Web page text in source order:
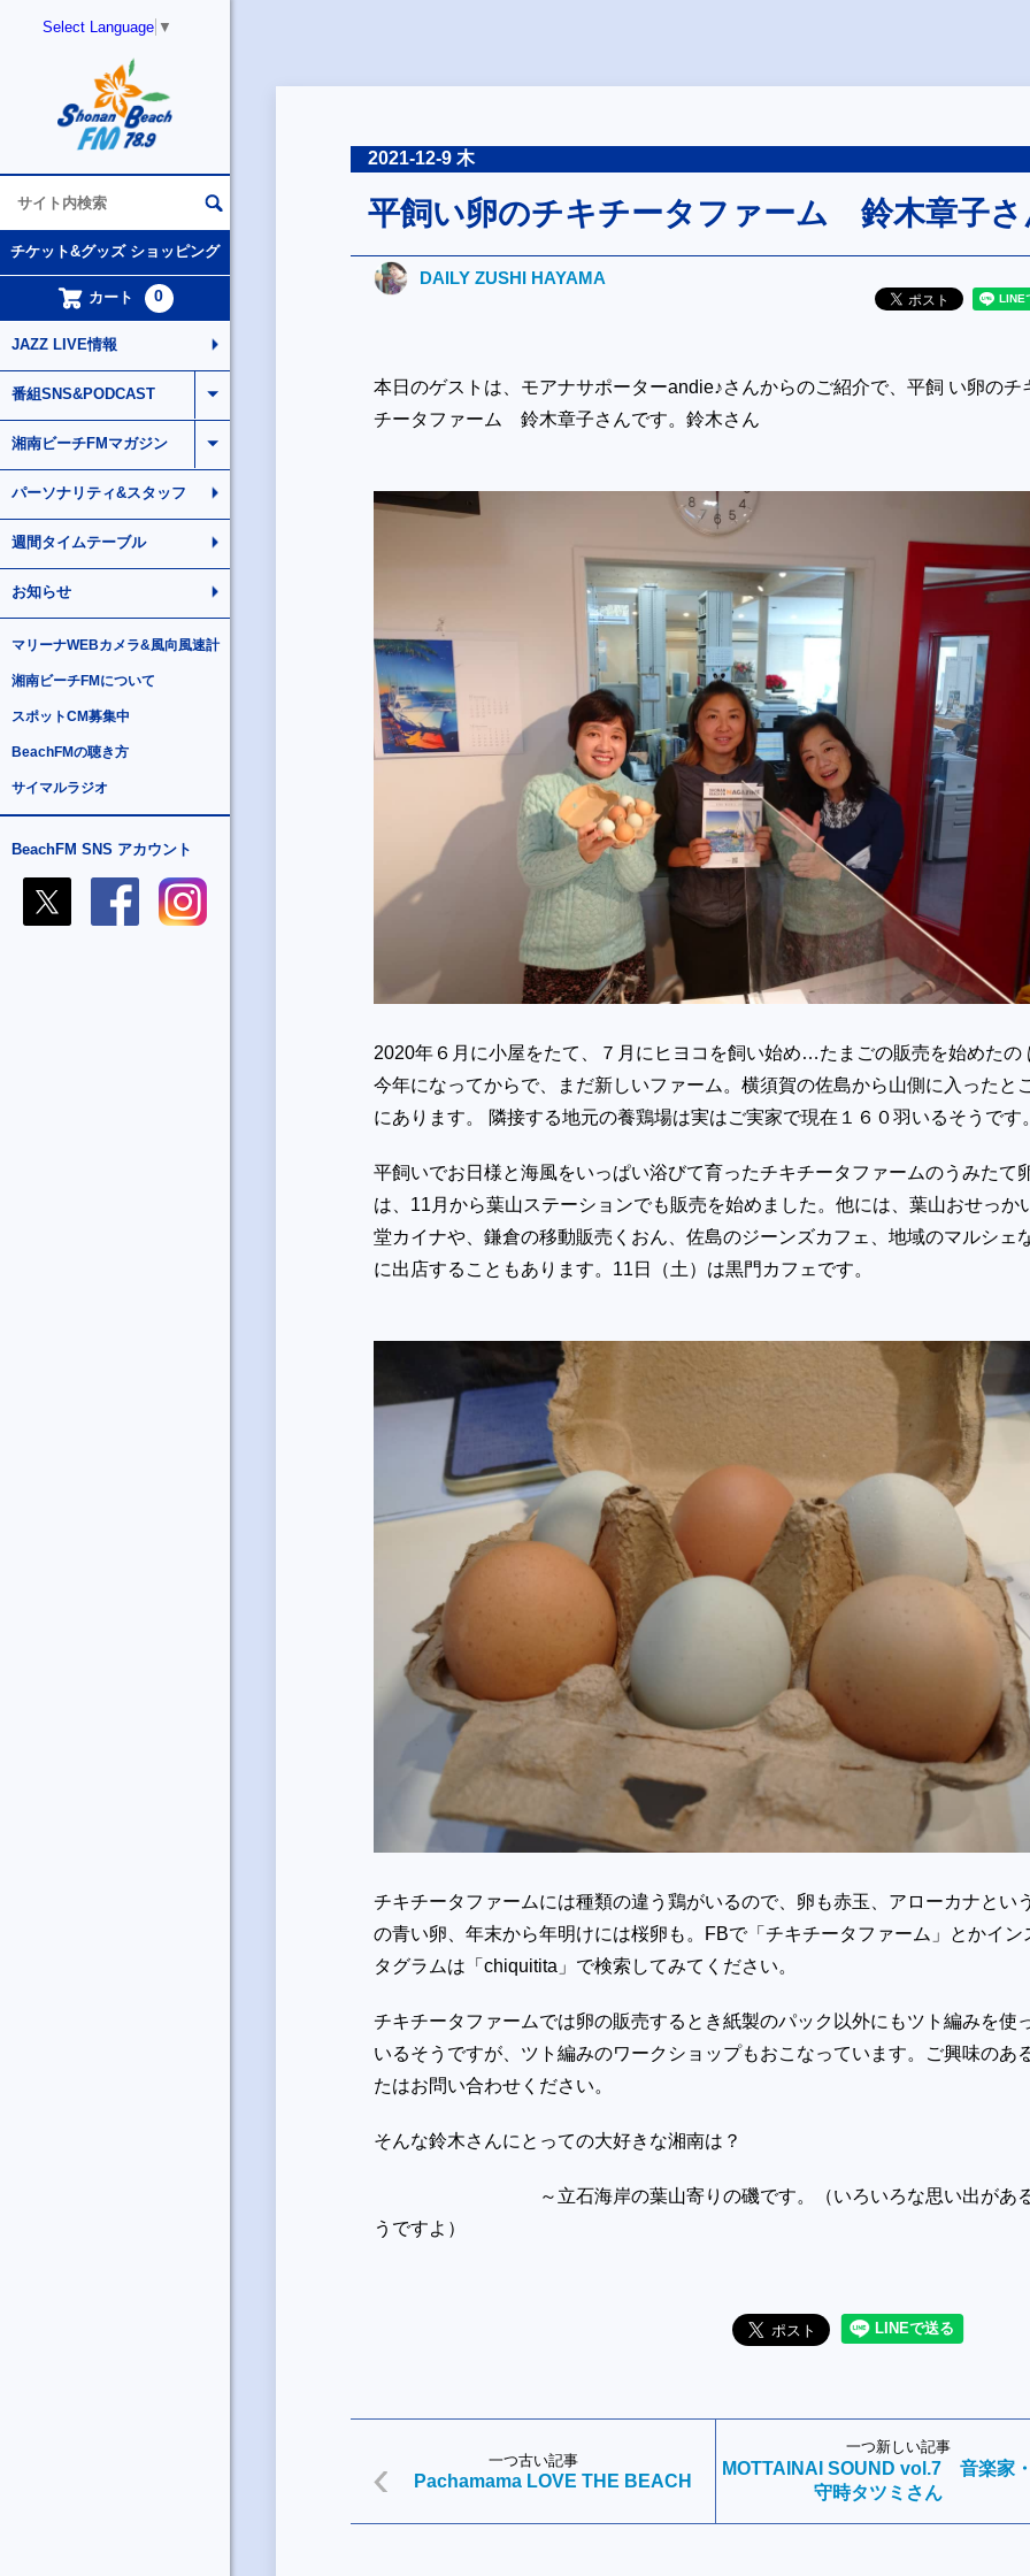
Select Language ▼
チケット&グッズ ショッピング
カート 0
JAZZ LIVE情報
番組SNS&PODCAST
湘南ビーチFMマガジン
パーソナリティ&スタッフ
週間タイムテーブル
お知らせ
マリーナWEBカメラ&風向風速計
湘南ビーチFMについて
スポットCM募集中
BeachFMの聴き方
サイマルラジオ
BeachFM SNS アカウント
2021-12-9 木
平飼い卵のチキチータファーム 鈴木章子さ
DAILY ZUSHI HAYAMA
本日のゲストは、モアナサポーターandie♪さんからのご紹介で、平飼 い卵のチ
チータファーム 鈴木章子さんです。鈴木さん
2020年６月に小屋をたて、７月にヒヨコを飼い始め…たまごの販売を始めたの
今年になってからで、まだ新しいファーム。横須賀の佐島から山側に入ったと
にあります。 隣接する地元の養鶏場は実はご実家で現在１６０羽いるそうです
平飼いでお日様と海風をいっぱい浴びて育ったチキチータファームのうみたて
は、11月から葉山ステーションでも販売を始めました。他には、葉山おせっか
堂カイナや、鎌倉の移動販売くおん、佐島のジーンズカフェ、地域のマルシェ
に出店することもあります。11日（土）は黒門カフェです。
チキチータファームには種類の違う鶏がいるので、卵も赤玉、アローカナとい
の青い卵、年末から年明けには桜卵も。FBで「チキチータファーム」とかイン
タグラムは「chiquitita」で検索してみてください。
チキチータファームでは卵の販売するとき紙製のパック以外にもツト編みを使
いるそうですが、ツト編みのワークショップもおこなっています。ご興味のあ
たはお問い合わせください。
そんな鈴木さんにとっての大好きな湘南は？
～立石海岸の葉山寄りの磯です。（いろいろな思い出があ
うですよ）
一つ古い記事
Pachamama LOVE THE BEACH
一つ新しい記事
MOTTAINAI SOUND vol.7 音楽家
守時タツミさん